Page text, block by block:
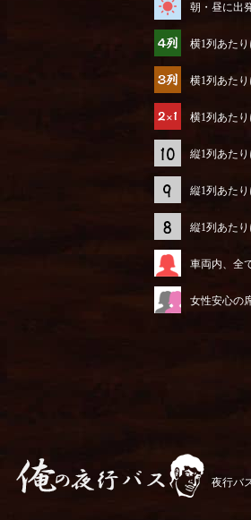
朝・昼に出
横1列あた
横1列あた
横1列あた
縦1列あた
縦1列あた
縦1列あた
車両内、全
女性安心の
夜行バ